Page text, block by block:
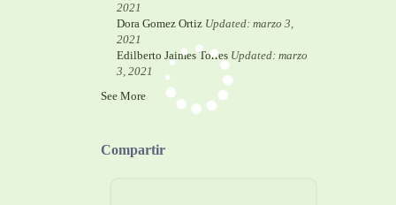
2021
Dora Gomez Ortiz Updated: marzo 3,
2021
Edilberto Jaimes Torres Updated: marzo
3, 2021
See More
Compartir